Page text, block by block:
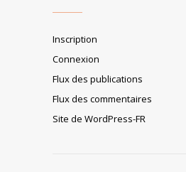
Inscription
Connexion
Flux des publications
Flux des commentaires
Site de WordPress-FR